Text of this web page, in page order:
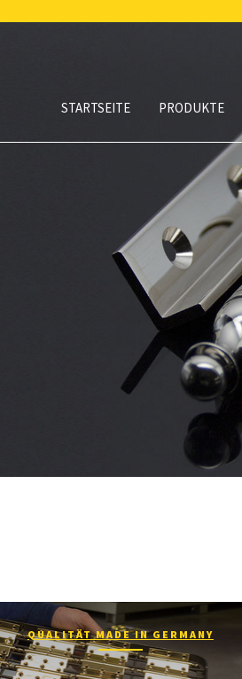
STARTSEITE PRODUKTE
QUALITÄT MADE IN GERMANY